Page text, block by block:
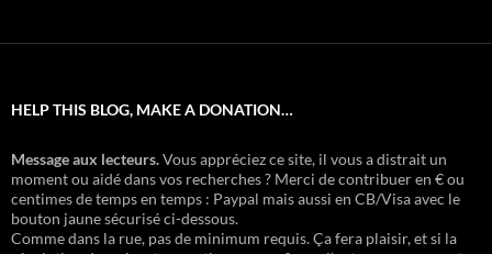
HELP THIS BLOG, MAKE A DONATION…
Message aux lecteurs.Vous appréciez ce site, il vous a distrait un
moment ou aidé dans vos recherches ? Merci de contribuer en € ou
centimes de temps en temps : Paypal mais aussi en CB/Visa avec le
bouton jaune sécurisé ci-dessous.
Comme dans la rue, pas de minimum requis. Ça fera plaisir, et si la